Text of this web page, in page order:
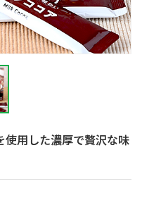
使用した濃厚で贅沢な味